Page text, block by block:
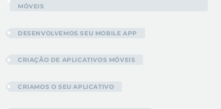
MÓVEIS
DESENVOLVEMOS SEU MOBILE APP
CRIAÇÃO DE APLICATIVOS MÓVEIS
CRIAMOS O SEU APLICATIVO